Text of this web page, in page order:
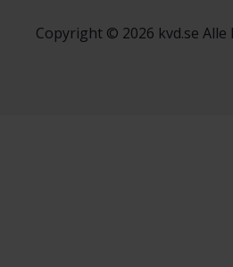
Copyright © 2026 kvd.se Alle